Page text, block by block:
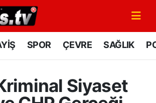
SPOR ÇEVRE SAĞLIK
Siyaset
Eczaneler
Vakitleri